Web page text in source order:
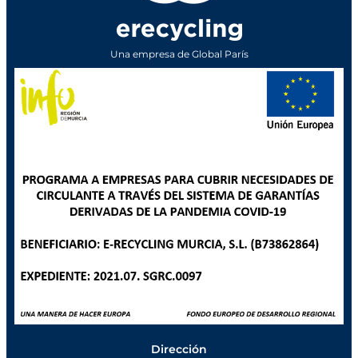
Una empresa de Global París
Dirección